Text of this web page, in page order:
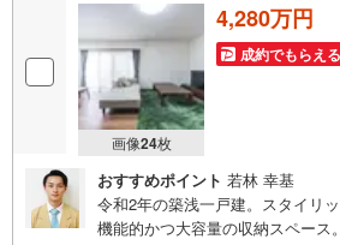
画像24枚
4,280万円
成約でもらえる
おすすめポイント 若林 幸基
令和2年の築浅一戸建。スタイリ
機能的かつ大容量の収納スペース